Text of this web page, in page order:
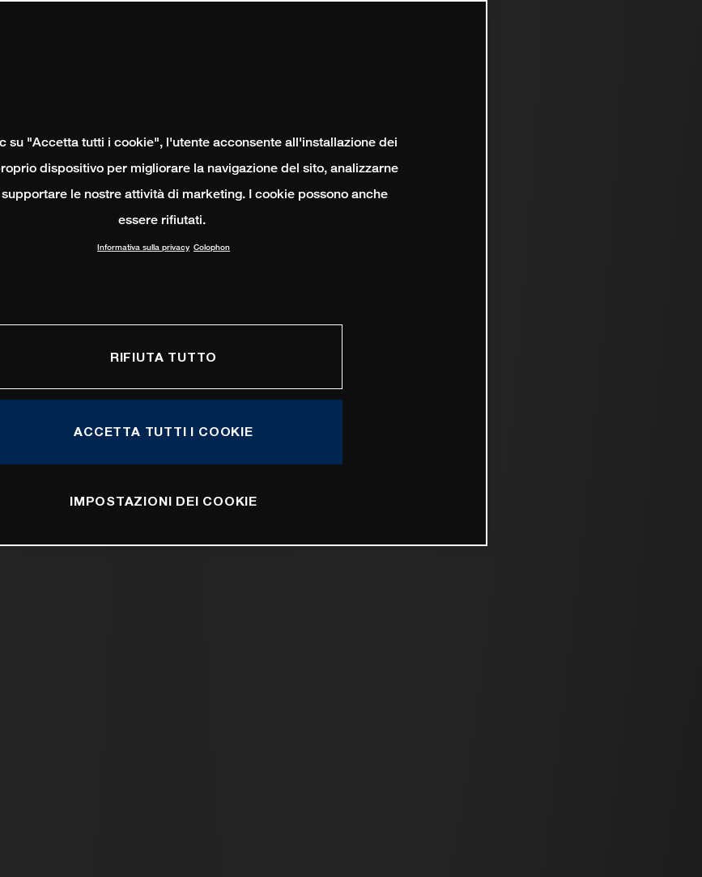
su "Accetta tutti i cookie", l'utente acconsente all'installazione dei
dispositivo per migliorare la navigazione del sito, analizzarne
le nostre attività di marketing. I cookie possono anche
essere rifiutati.
Informativa sulla privacy Colophon
RIFIUTA TUTTO
ACCETTA TUTTI I COOKIE
IMPOSTAZIONI DEI COOKIE